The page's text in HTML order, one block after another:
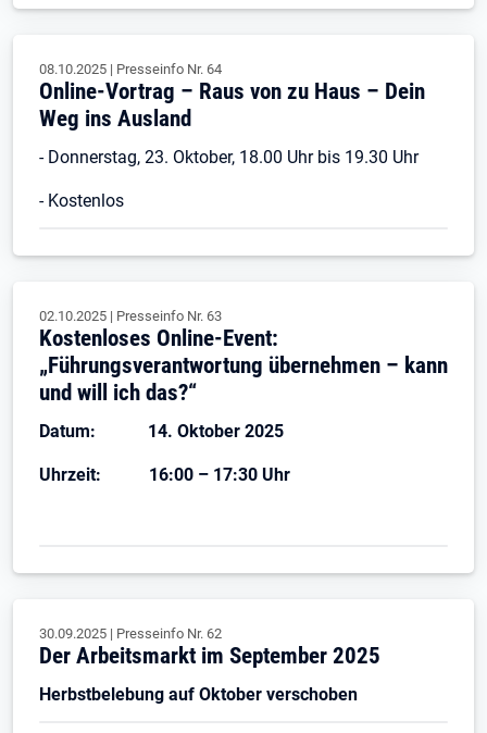
08.10.2025 | Presseinfo Nr. 64
Online-Vortrag – Raus von zu Haus – Dein
Weg ins Ausland
- Donnerstag, 23. Oktober, 18.00 Uhr bis 19.30 Uhr
- Kostenlos
02.10.2025 | Presseinfo Nr. 63
Kostenloses Online-Event:
„Führungsverantwortung übernehmen – kann
und will ich das?“
Datum: 14. Oktober 2025
Uhrzeit: 16:00 – 17:30 Uhr
30.09.2025 | Presseinfo Nr. 62
Der Arbeitsmarkt im September 2025
Herbstbelebung auf Oktober verschoben